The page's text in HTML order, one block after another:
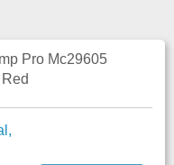
Pro Mc29605